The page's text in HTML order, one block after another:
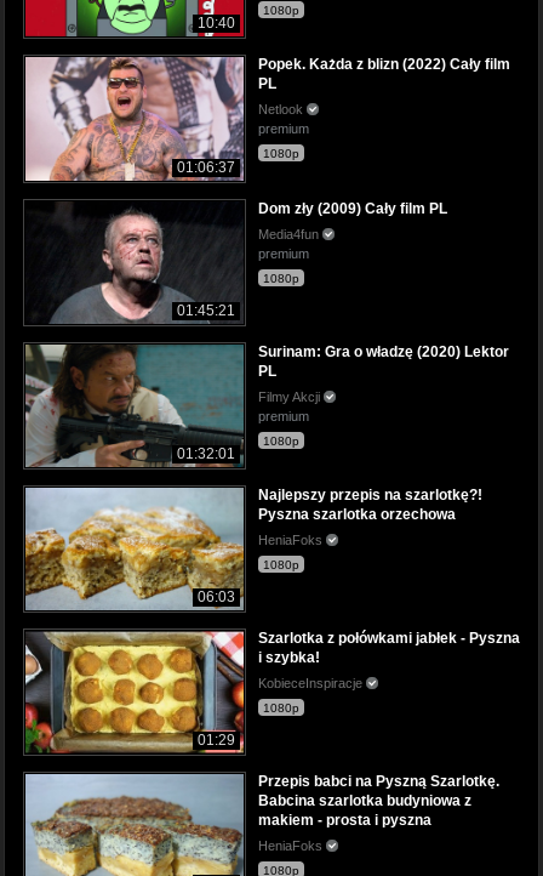
10:40
1080p
01:06:37
Popek. Każda z blizn (2022) Cały film
PL
Netlook
premium
1080p
01:45:21
Dom zły (2009) Cały film PL
Media4fun
premium
1080p
01:32:01
Surinam: Gra o władzę (2020) Lektor
PL
Filmy Akcji
premium
1080p
06:03
Najlepszy przepis na szarlotkę?!
Pyszna szarlotka orzechowa
HeniaFoks
1080p
01:29
Szarlotka z połówkami jabłek - Pyszna
i szybka!
KobieceInspiracje
1080p
Przepis babci na Pyszną Szarlotkę.
Babcina szarlotka budyniowa z
makiem - prosta i pyszna
HeniaFoks
1080p